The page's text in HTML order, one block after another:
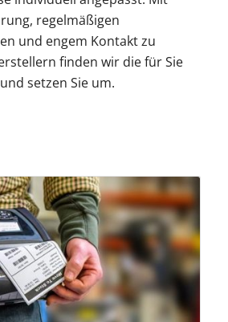
regelmäßigen
und engem Kontakt zu
finden wir die für Sie
setzen Sie um.